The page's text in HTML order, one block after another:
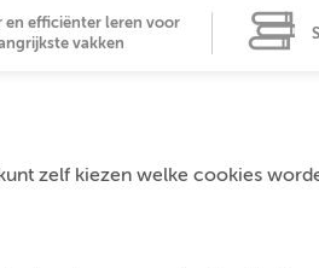
en efficiënter leren voor
vakken
zelf kiezen welke cookies